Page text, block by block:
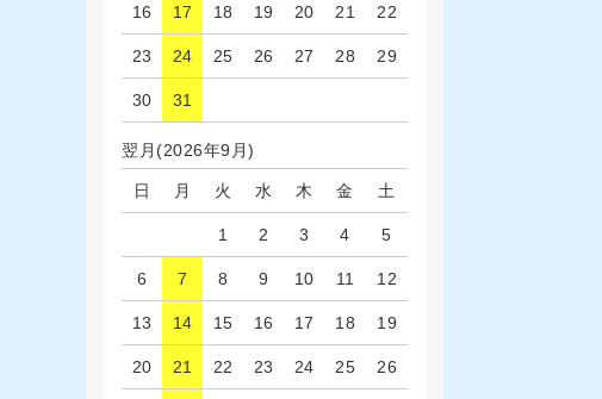
16 17 18 19 20 21 22
23 24 25 26 27 28 29
30 31
翌月(2026年9月)
日 月 火 水 木 金 土
1 2 3 4 5
6 7 8 9 10 11 12
13 14 15 16 17 18 19
20 21 22 23 24 25 26